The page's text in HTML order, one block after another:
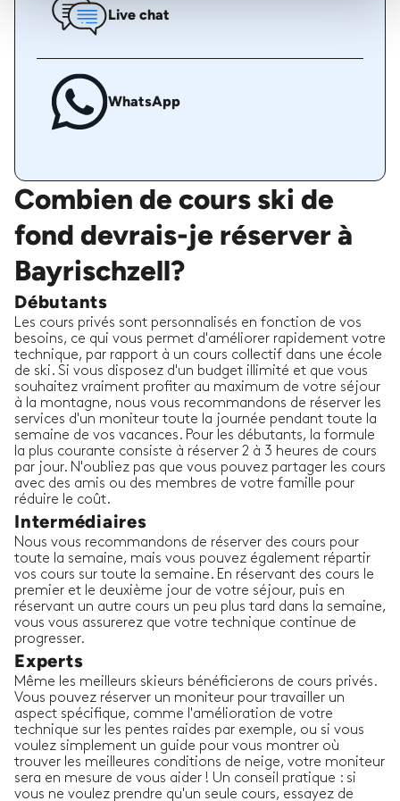
Live chat
WhatsApp
Combien de cours ski de
fond devrais-je réserver à
Bayrischzell?
Débutants
Les cours privés sont personnalisés en fonction de vos
besoins, ce qui vous permet d'améliorer rapidement votre
technique, par rapport à un cours collectif dans une école
de ski. Si vous disposez d'un budget illimité et que vous
souhaitez vraiment profiter au maximum de votre séjour
à la montagne, nous vous recommandons de réserver les
services d'un moniteur toute la journée pendant toute la
semaine de vos vacances. Pour les débutants, la formule
la plus courante consiste à réserver 2 à 3 heures de cours
par jour. N'oubliez pas que vous pouvez partager les cours
avec des amis ou des membres de votre famille pour
réduire le coût.
Intermédiaires
Nous vous recommandons de réserver des cours pour
toute la semaine, mais vous pouvez également répartir
vos cours sur toute la semaine. En réservant des cours le
premier et le deuxième jour de votre séjour, puis en
réservant un autre cours un peu plus tard dans la semaine,
vous vous assurerez que votre technique continue de
progresser.
Experts
Même les meilleurs skieurs bénéficierons de cours privés.
Vous pouvez réserver un moniteur pour travailler un
aspect spécifique, comme l'amélioration de votre
technique sur les pentes raides par exemple, ou si vous
voulez simplement un guide pour vous montrer où
trouver les meilleures conditions de neige, votre moniteur
sera en mesure de vous aider ! Un conseil pratique : si
vous ne voulez prendre qu'un seule cours, essayez de